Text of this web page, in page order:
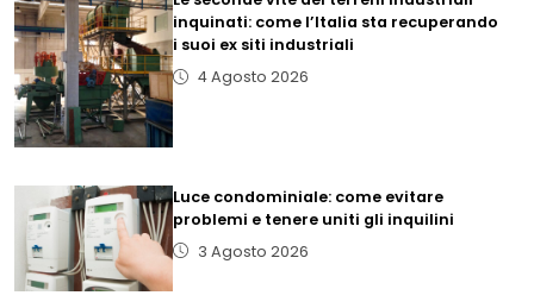
inquinati: come l’Italia sta recuperando
i suoi ex siti industriali
4 Agosto 2026
Luce condominiale: come evitare
problemi e tenere uniti gli inquilini
3 Agosto 2026